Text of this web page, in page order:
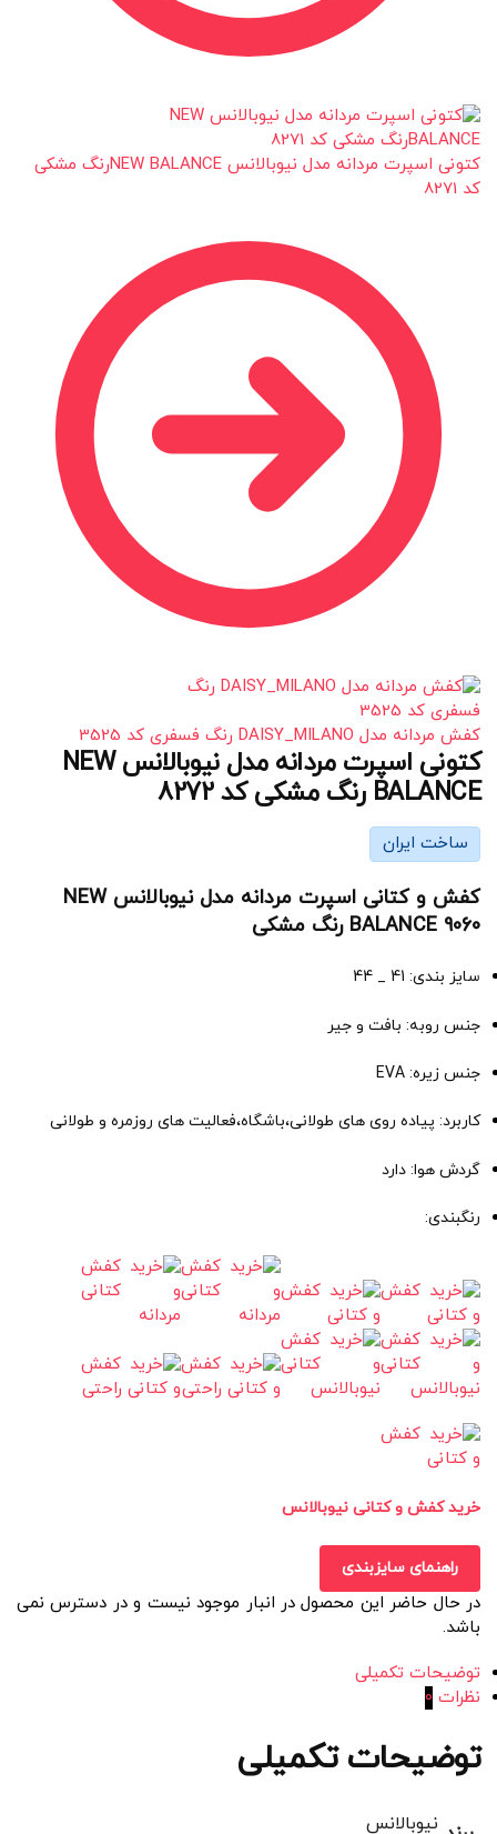
کتونی اسپرت مردانه مدل نیوبالانس NEW BALANCEرنگ مشکی
کد 8271
کفش مردانه مدل DAISY_MILANO رنگ فسفری کد 3525
کتونی اسپرت مردانه مدل نیوبالانس NEW
BALANCE رنگ مشکی کد 8272
ساخت ایران
کفش و کتانی اسپرت مردانه مدل نیوبالانس NEW
BALANCE 9060 رنگ مشکی
سایز بندی: 41 _ 44
جنس روبه: بافت و جیر
جنس زیره: EVA
کاربرد: پیاده روی های طولانی،باشگاه،فعالیت های روزمره و طولانی
گردش هوا: دارد
رنگبندی:
خرید کفش و کتانی نیوبالانس
راهنمای سایزبندی
در حال حاضر این محصول در انبار موجود نیست و در دسترس نمی
باشد.
توضیحات تکمیلی
نظرات 0
توضیحات تکمیلی
نیوبالانس